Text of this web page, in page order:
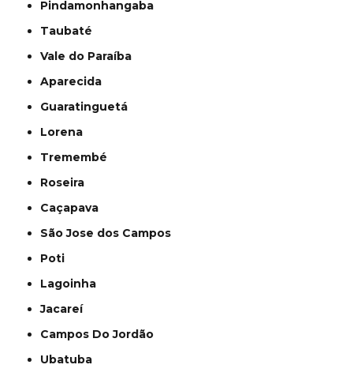
Pindamonhangaba
Taubaté
Vale do Paraíba
Aparecida
Guaratinguetá
Lorena
Tremembé
Roseira
Caçapava
São Jose dos Campos
Poti
Lagoinha
Jacareí
Campos Do Jordão
Ubatuba